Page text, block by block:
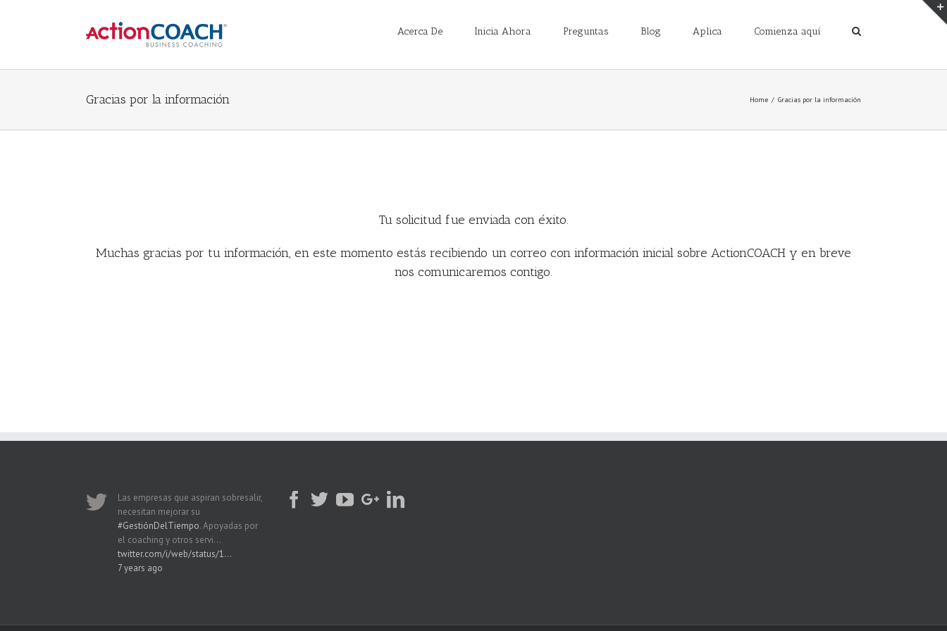
Acerca De Inicia Ahora Preguntas Blog Aplica Comienza aquí
Gracias por la información Home / Gracias por la información
Tu solicitud fue enviada con éxito.
Muchas gracias por tu información, en este momento estás recibiendo un correo con información inicial sobre ActionCOACH y en breve
nos comunicaremos contigo.
Las empresas que aspiran sobresalir,
necesitan mejorar su
#GestiónDelTiempo. Apoyadas por
el coaching y otros servi…
twitter.com/i/web/status/1…
7 years ago